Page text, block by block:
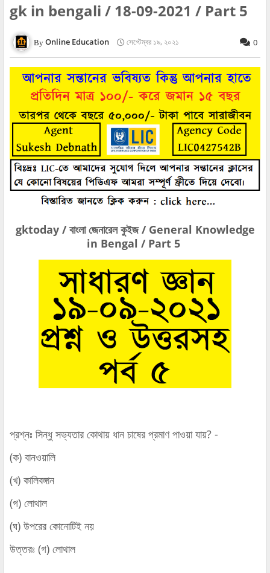
gk in bengali / 18-09-2021 / Part 5
Online Education সেপ্টেম্বর ১৯, ২০২১ 0
gktoday / বাংলা জেনারেল কুইজ / General Knowledge
in Bengal / Part 5
প্রশ্নঃ সিন্ধু সভ্যতার কোথায় ধান চাষের প্রমাণ পাওয়া যায়? -
(ক) বানওয়ালি
(খ) কালিবঙ্গান
(গ) লোথাল
(ঘ) উপরের কোনোটিই নয়
উত্তরঃ (গ) লোথাল